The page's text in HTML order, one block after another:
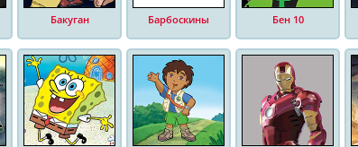
Бакуган Барбоскины Бен 10